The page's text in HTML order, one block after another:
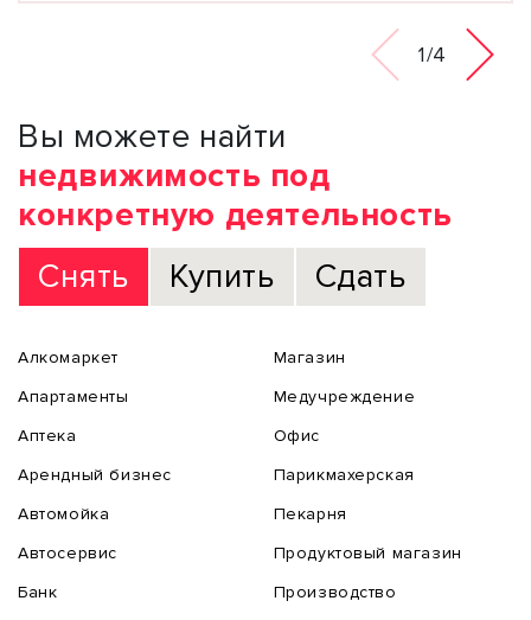
1/4
Вы можете найти
недвижимость под
конкретную деятельность
Снять
Купить Сдать
Алкомаркет
Апартаменты
Аптека
Арендный бизнес
Автомойка
Автосервис
Банк
Магазин
Медучреждение
Офис
Парикмахерская
Пекарня
Продуктовый магазин
Производство